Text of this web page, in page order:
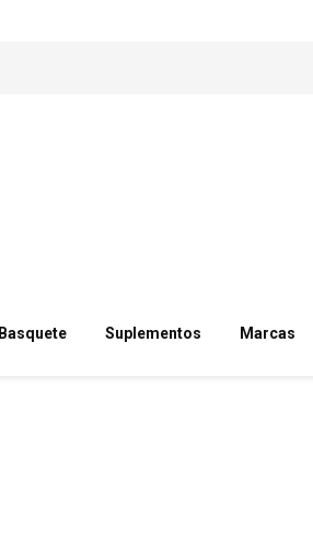
Basquete Suplementos Marcas